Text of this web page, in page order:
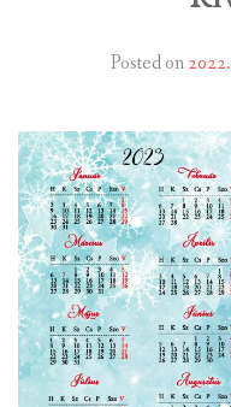
INTÉZMÉNYEK
GALÉRIA
KAPCSOLAT
LETÖLTHETŐ
VÁLASZTÁS 2026
Posted on